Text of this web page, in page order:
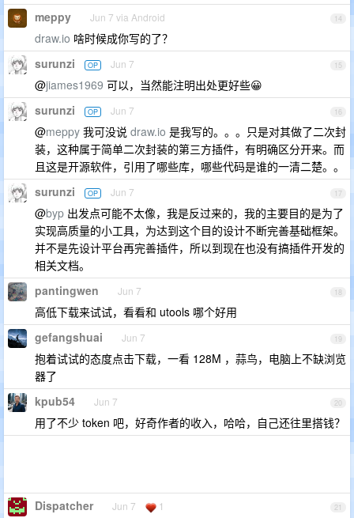
14
meppy Jun 7 via Android
draw.io 啥时候成你写的了？
15
surunzi OP Jun 7
@jiames1969 可以，当然能注明出处更好些😀
16
surunzi OP Jun 7
@meppy 我可没说 draw.io 是我写的。。。只是对其做了二次封
装，这种属于简单二次封装的第三方插件，有明确区分开来。而
且这是开源软件，引用了哪些库，哪些代码是谁的一清二楚。。
17
surunzi OP Jun 7
@byp 出发点可能不太像，我是反过来的，我的主要目的是为了
实现高质量的小工具，为达到这个目的设计不断完善基础框架。
并不是先设计平台再完善插件，所以到现在也没有搞插件开发的
相关文档。
18
pantingwen Jun 7
高低下载来试试，看看和 utools 哪个好用
19
gefangshuai Jun 7
抱着试试的态度点击下载，一看 128M ，蒜鸟，电脑上不缺浏览
器了
20
kpub54 Jun 7
用了不少 token 吧，好奇作者的收入，哈哈，自己还往里搭钱？
21
Dispatcher Jun 7 1